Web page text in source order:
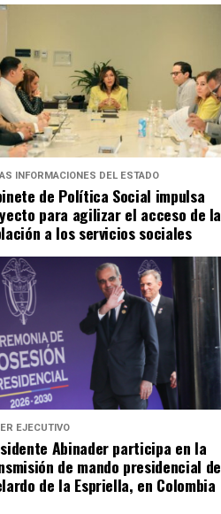
INFORMACIONES DEL ESTADO
de Política Social impulsa
para agilizar el acceso de la
a los servicios sociales
EJECUTIVO
Abinader participa en la
de mando presidencial de
de la Espriella, en Colombia